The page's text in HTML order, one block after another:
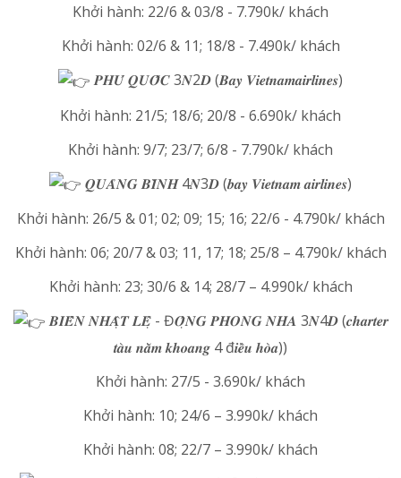
Khởi hành: 22/6 & 03/8 - 7.790k/ khách
Khởi hành: 02/6 & 11; 18/8 - 7.490k/ khách
𝑷𝑯𝑼́ 𝑸𝑼𝑶̂́𝑪 3𝑵2𝑫 (𝑩𝒂𝒚 𝑽𝒊𝒆𝒕𝒏𝒂𝒎𝒂𝒊𝒓𝒍𝒊𝒏𝒆𝒔)
Khởi hành: 21/5; 18/6; 20/8 - 6.690k/ khách
Khởi hành: 9/7; 23/7; 6/8 - 7.790k/ khách
𝑸𝑼𝑨̉𝑵𝑮 𝑩𝑰̀𝑵𝑯 4𝑵3𝑫 (𝒃𝒂𝒚 𝑽𝒊𝒆𝒕𝒏𝒂𝒎 𝒂𝒊𝒓𝒍𝒊𝒏𝒆𝒔)
Khởi hành: 26/5 & 01; 02; 09; 15; 16; 22/6 - 4.790k/ khách
Khởi hành: 06; 20/7 & 03; 11, 17; 18; 25/8 – 4.790k/ khách
Khởi hành: 23; 30/6 & 14; 28/7 – 4.990k/ khách
𝑩𝑰𝑬̂̉𝑵 𝑵𝑯𝑨̣̂𝑻 𝑳𝑬̣̂ - Đ𝑶̣̂𝑵𝑮 𝑷𝑯𝑶𝑵𝑮 𝑵𝑯𝑨 3𝑵4𝑫 (𝒄𝒉𝒂𝒓𝒕𝒆𝒓
𝒕𝒂̀𝒖 𝒏𝒂̆̀𝒎 𝒌𝒉𝒐𝒂𝒏𝒈 4 đ𝒊𝒆̂̀𝒖 𝒉𝒐̀𝒂))
Khởi hành: 27/5 - 3.690k/ khách
Khởi hành: 10; 24/6 – 3.990k/ khách
Khởi hành: 08; 22/7 – 3.990k/ khách